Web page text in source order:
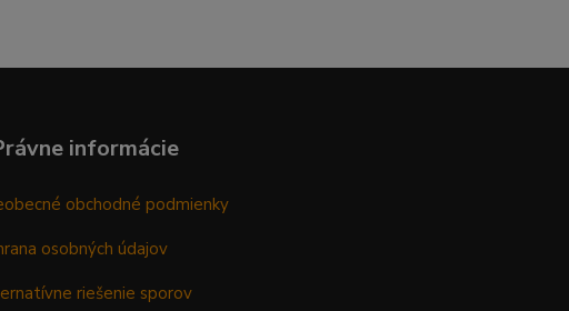
informácie
obchodné podmienky
osobných údajov
riešenie sporov